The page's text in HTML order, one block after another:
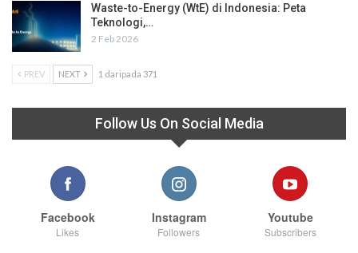
Waste-to-Energy (WtE) di Indonesia: Peta
Teknologi,…
2 Feb 2026
PREV NEXT 1 daripada 371
Follow Us On Social Media
Facebook
Likes
Instagram
Followers
Youtube
Subscribers